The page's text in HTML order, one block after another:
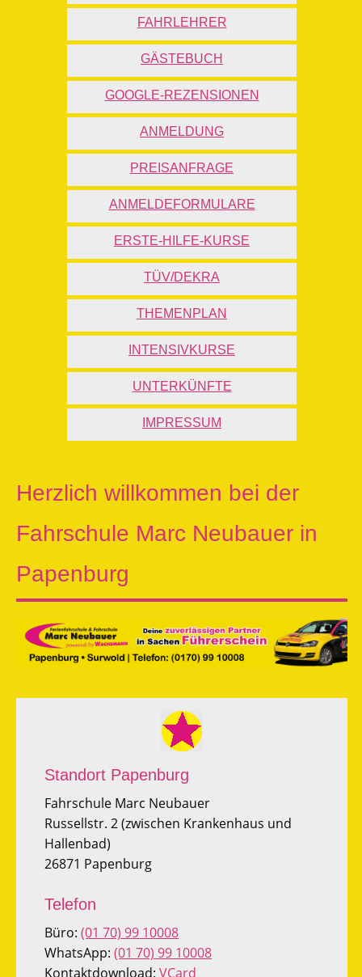
FAHRLEHRER
GÄSTEBUCH
GOOGLE-REZENSIONEN
ANMELDUNG
PREISANFRAGE
ANMELDEFORMULARE
ERSTE-HILFE-KURSE
TÜV/DEKRA
THEMENPLAN
INTENSIVKURSE
UNTERKÜNFTE
IMPRESSUM
Herzlich willkommen bei der
Fahrschule Marc Neubauer in
Papenburg
Standort Papenburg
Fahrschule Marc Neubauer
Russellstr. 2 (zwischen Krankenhaus und
Hallenbad)
26871 Papenburg
Telefon
Büro: (01 70) 99 10008
WhatsApp: (01 70) 99 10008
Kontaktdownload: VCard